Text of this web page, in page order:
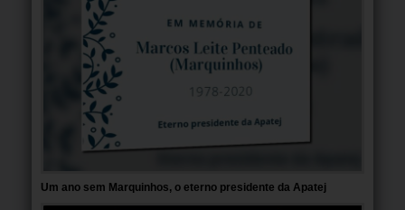
Um ano sem Marquinhos, o eterno presidente da Apatej